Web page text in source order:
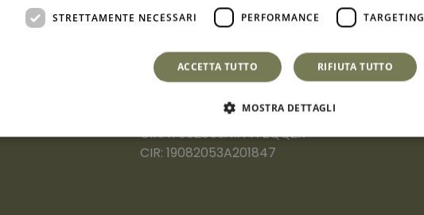
Viale Vulcano, 4
90149 Mondello (PA)
+39 349 7827996
CIN: IT082053A1A47ZQQ2X
CIR: 19082053A201847
STRETTAMENTE NECESSARI PERFORMANCE TARGETING
ACCETTA TUTTO RIFIUTA TUTTO
MOSTRA DETTAGLI